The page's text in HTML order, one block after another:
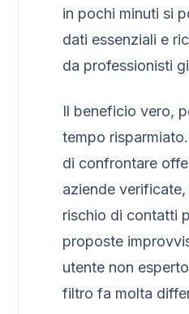
in pochi minuti si
dati essenziali e
da professionisti
Il beneficio vero,
tempo
di confrontare
aziende
rischio di contatti
proposte
utente non
filtro fa molta